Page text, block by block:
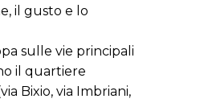
il gusto e lo
sulle vie principali
il quartiere
Bixio, via Imbriani,